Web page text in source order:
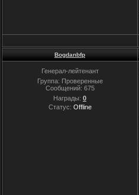
Bogdanbfp
Генерал-лейтенант
Группа: Проверенные
Сообщений: 675
Награды: 0
Статус: Offline